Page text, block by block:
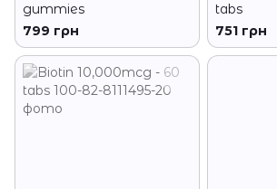
gummies
799 грн
tabs
751 грн